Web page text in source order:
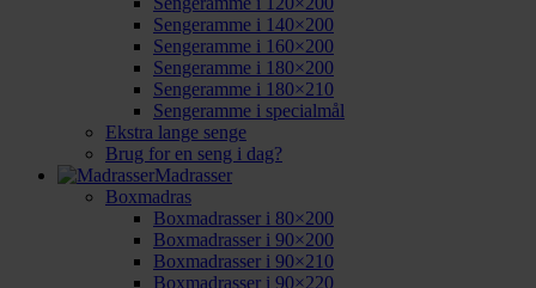
Sengeramme i 140×200
Sengeramme i 160×200
Sengeramme i 180×200
Sengeramme i 180×210
Sengeramme i specialmål
Ekstra lange senge
Brug for en seng i dag?
Madrasser
Boxmadras
Boxmadrasser i 80×200
Boxmadrasser i 90×200
Boxmadrasser i 90×210
Boxmadrasser i 90×220